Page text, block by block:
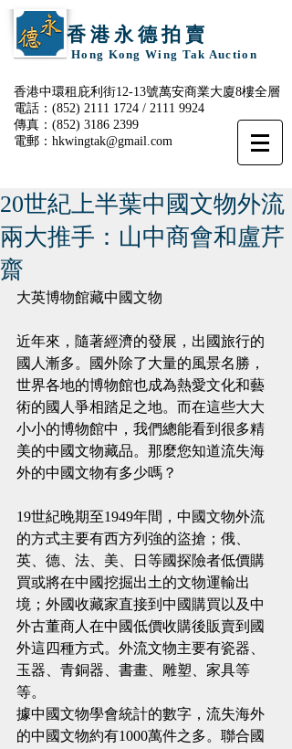
香 港 永 德 拍 賣
Hong Kong Wing Tak Auction
香港中環租庇利街12-13號萬安商業大廈8樓全層
電話：(852) 2111 1724 / 2111 9924
傳真：(852) 3186 2399
電郵： hkwingtak@gmail.com
20世紀上半葉中國文物外流
兩大推手：山中商會和盧芹
齋
大英博物館藏中國文物
近年來，隨著經濟的發展，出國旅行的
國人漸多。國外除了大量的風景名勝，
世界各地的博物館也成為熱愛文化和藝
術的國人爭相踏足之地。而在這些大大
小小的博物館中，我們總能看到很多精
美的中國文物藏品。那麼您知道流失海
外的中國文物有多少嗎？
19世紀晚期至1949年間，中國文物外流
的方式主要有西方列強的盜搶；俄、
英、德、法、美、日等國探險者低價購
買或將在中國挖掘出土的文物運輸出
境；外國收藏家直接到中國購買以及中
外古董商人在中國低價收購後販賣到國
外這四種方式。外流文物主要有瓷器、
玉器、青銅器、書畫、雕塑、家具等
等。
據中國文物學會統計的數字，流失海外
的中國文物約有1000萬件之多。聯合國